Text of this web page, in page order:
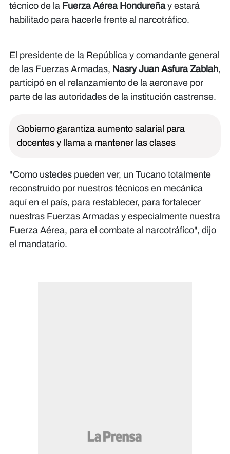
técnico de la Fuerza Aérea Hondureñay estará
habilitado para hacerle frente al narcotráfico.
El presidente de la República y comandante general
de las Fuerzas Armadas, Nasry Juan Asfura Zablah,
participó en el relanzamiento de la aeronave por
parte de las autoridades de la institución castrense.
Gobierno garantiza aumento salarial para
docentes y llama a mantener las clases
"Como ustedes pueden ver, un Tucano totalmente
reconstruido por nuestros técnicos en mecánica
aquí en el país, para restablecer, para fortalecer
nuestras Fuerzas Armadas y especialmente nuestra
Fuerza Aérea, para el combate al narcotráfico", dijo
el mandatario.